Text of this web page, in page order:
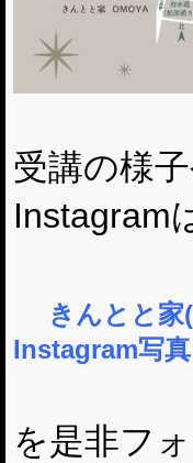
受講の様
Instagram
きんとと
Instagram写
を是非フ